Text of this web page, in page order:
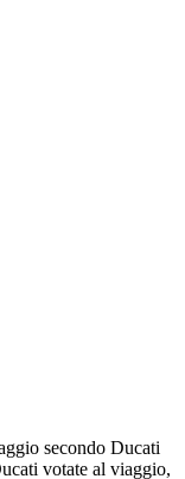
secondo Ducati
votate al viaggio,